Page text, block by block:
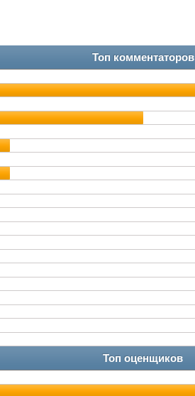
Топ комментаторов
Топ оценщиков